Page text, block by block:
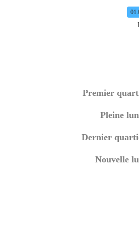
Premier
Pleine
Dernier
Nouvelle